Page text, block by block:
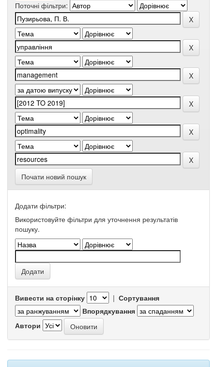
Поточні фільтри:
Почати новий пошук
Додати фільтри:
Використовуйте фільтри для уточнення результатів
пошуку.
Вивести на сторінку | Сортування
Впорядкування
Автори